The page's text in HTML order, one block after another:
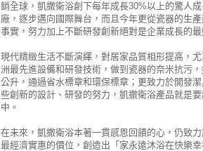
銷全球，凱撒衛浴創下每年成長30%以上的驚人
廠，逐步邁向國際舞台，而且今年更從瓷器的生
事實，努力加上不斷研發創新絕對是企業成長的最
現代精緻生活不斷演繹，對居家品質相形提高，
洲最先進設備和研發技術，做到瓷器的奈米抗污
公升，通過省水標章和環保標章；更致力於開發
些創新的設計、研發的努力，凱撒衛浴產品就是
中。
在未來，凱撒衛浴本著一貫感恩回饋的心，仍致
最經濟實惠的價位，創造出「家永遠沐浴在快樂